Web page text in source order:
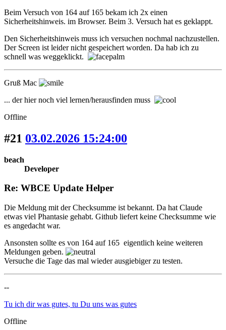
Beim Versuch von 164 auf 165 bekam ich 2x einen
Sicherheitshinweis. im Browser. Beim 3. Versuch hat es geklappt.
Den Sicherheitshinweis muss ich versuchen nochmal nachzustellen.
Der Screen ist leider nicht gespeichert worden. Da hab ich zu
schnell was weggeklickt.
Gruß Mac
... der hier noch viel lernen/herausfinden muss
Offline
#21 03.02.2026 15:24:00
beach
Developer
Re: WBCE Update Helper
Die Meldung mit der Checksumme ist bekannt. Da hat Claude
etwas viel Phantasie gehabt. Github liefert keine Checksumme wie
es angedacht war.
Ansonsten sollte es von 164 auf 165 eigentlich keine weiteren
Meldungen geben.
Versuche die Tage das mal wieder ausgiebiger zu testen.
--
Tu ich dir was gutes, tu Du uns was gutes
Offline